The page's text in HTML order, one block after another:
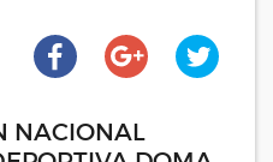
NACIONAL